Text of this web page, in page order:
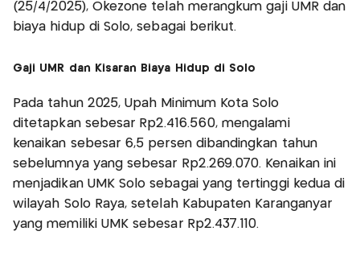
(25/4/2025), Okezone telah merangkum gaji UMR dan
biaya hidup di Solo, sebagai berikut.
Gaji UMR dan Kisaran Biaya Hidup di Solo
​Pada tahun 2025, Upah Minimum Kota Solo
ditetapkan sebesar Rp2.416.560, mengalami
kenaikan sebesar 6,5 persen dibandingkan tahun
sebelumnya yang sebesar Rp2.269.070. Kenaikan ini
menjadikan UMK Solo sebagai yang tertinggi kedua di
wilayah Solo Raya, setelah Kabupaten Karanganyar
yang memiliki UMK sebesar Rp2.437.110.